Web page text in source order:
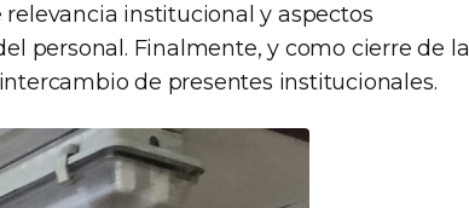
institucional y aspectos
personal. Finalmente, y como cierre de la
de presentes institucionales.